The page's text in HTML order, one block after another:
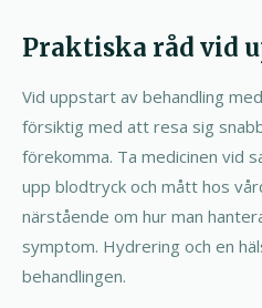
Praktiska råd vid
Vid uppstart av behandling
försiktig med att resa sig
förekomma. Ta medicinen vid
upp blodtryck och mått hos
närstående om hur man
symptom. Hydrering och en
behandlingen.